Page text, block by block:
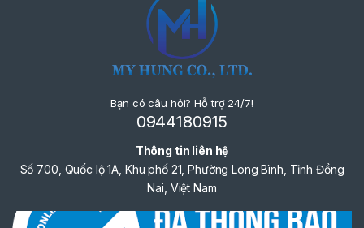
Bạn có câu hỏi? Hỗ trợ 24/7!
0944180915
Thông tin liên hệ
Số 700, Quốc lộ 1A, Khu phố 21, Phường Long Bình, Tỉnh Đồng
Nai, Việt Nam